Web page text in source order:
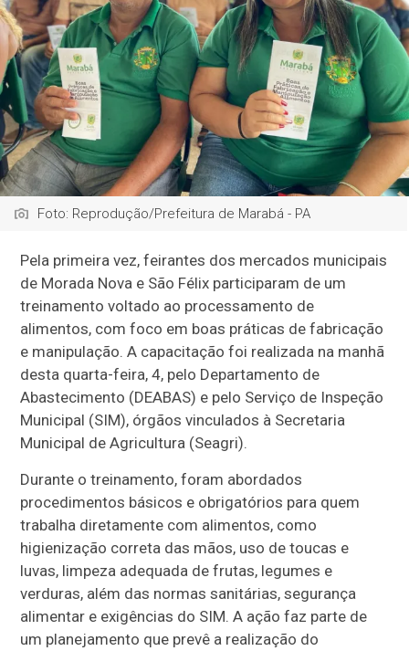
Foto: Reprodução/Prefeitura de Marabá - PA
Pela primeira vez, feirantes dos mercados municipais
de Morada Nova e São Félix participaram de um
treinamento voltado ao processamento de
alimentos, com foco em boas práticas de fabricação
e manipulação. A capacitação foi realizada na manhã
desta quarta-feira, 4, pelo Departamento de
Abastecimento (DEABAS) e pelo Serviço de Inspeção
Municipal (SIM), órgãos vinculados à Secretaria
Municipal de Agricultura (Seagri).
Durante o treinamento, foram abordados
procedimentos básicos e obrigatórios para quem
trabalha diretamente com alimentos, como
higienização correta das mãos, uso de toucas e
luvas, limpeza adequada de frutas, legumes e
verduras, além das normas sanitárias, segurança
alimentar e exigências do SIM. A ação faz parte de
um planejamento que prevê a realização do